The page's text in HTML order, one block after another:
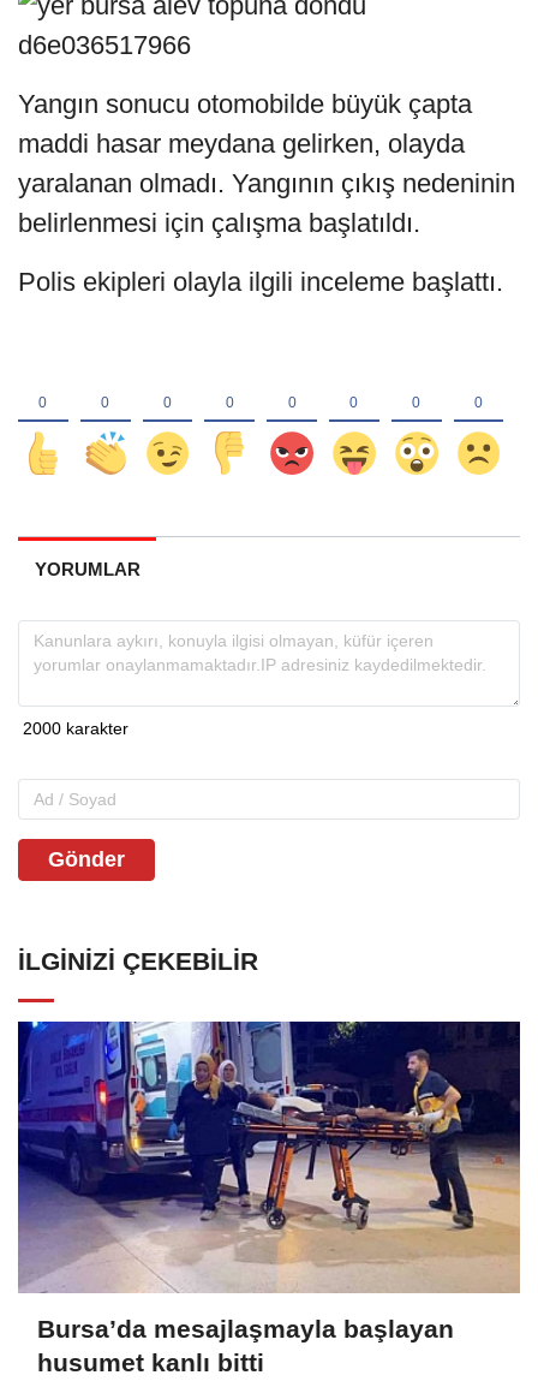
Yangın sonucu otomobilde büyük çapta
maddi hasar meydana gelirken, olayda
yaralanan olmadı. Yangının çıkış nedeninin
belirlenmesi için çalışma başlatıldı.
Polis ekipleri olayla ilgili inceleme başlattı.
YORUMLAR
Gönder
İLGINIZI ÇEKEBILIR
Bursa’da mesajlaşmayla başlayan
husumet kanlı bitti